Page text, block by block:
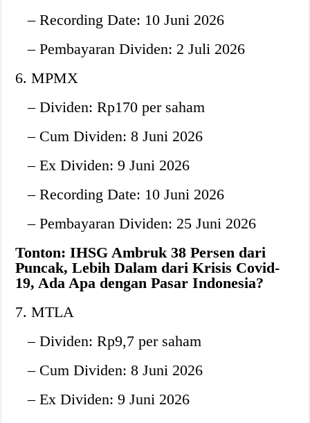
– Recording Date: 10 Juni 2026
– Pembayaran Dividen: 2 Juli 2026
6. MPMX
– Dividen: Rp170 per saham
– Cum Dividen: 8 Juni 2026
– Ex Dividen: 9 Juni 2026
– Recording Date: 10 Juni 2026
– Pembayaran Dividen: 25 Juni 2026
Tonton: IHSG Ambruk 38 Persen dari
Puncak, Lebih Dalam dari Krisis Covid-
19, Ada Apa dengan Pasar Indonesia?
7. MTLA
– Dividen: Rp9,7 per saham
– Cum Dividen: 8 Juni 2026
– Ex Dividen: 9 Juni 2026